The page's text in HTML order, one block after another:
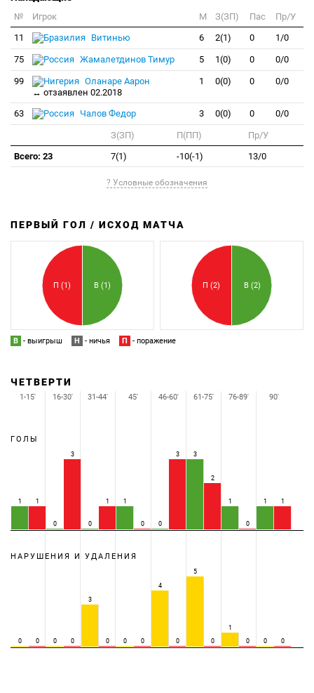
№ Игрок M З(ЗП) Пас
Пр/У
11
Витинью 6 2(1) 0 1/0
75 Жамалетдинов Тимур 5 1(0) 0 0/0
99
Оланаре Аарон
↔ отзаявлен 02.2018
1 0(0) 0 0/0
63 Чалов Федор 3 0(0) 0 0/0
З(ЗП) П(ПП)
Пр/У
Всего: 23
7(1) -10(-1) 13/0
? Условные обозначения
ПЕРВЫЙ ГОЛ / ИСХОД МАТЧА
В (1)
П (1) В (2)
П (2)
В - выигрыш Н - ничья П - поражение
ЧЕТВЕРТИ
ГОЛЫ
1 1
0
3
0
1 1
0 0
3 3
2
1
0
1 1
НАРУШЕНИЯ И УДАЛЕНИЯ
0 0 0 0
3
0 0 0
4
0
5
0
1
0
0 0
1-15' 16-30' 31-44' 45' 46-60' 61-75' 76-89' 90'